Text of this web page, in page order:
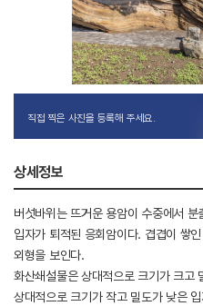
직접 찍은 사진을 등록해 주세요.
상세정보
버섯바위는 뜨거운 용암이 수중에서
입자가 퇴적된 응회암이다. 겹겹이 쌓
외형을 보인다.
화산쇄설물은 상대적으로 크기가 크고
상대적으로 크기가 작고 밀도가 낮은